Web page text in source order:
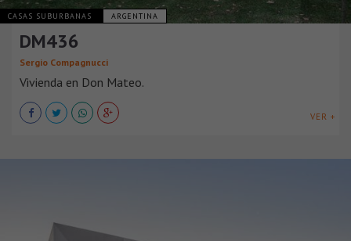
CASAS SUBURBANAS ARGENTINA
DM436
Sergio Compagnucci
Vivienda en Don Mateo.
VER +